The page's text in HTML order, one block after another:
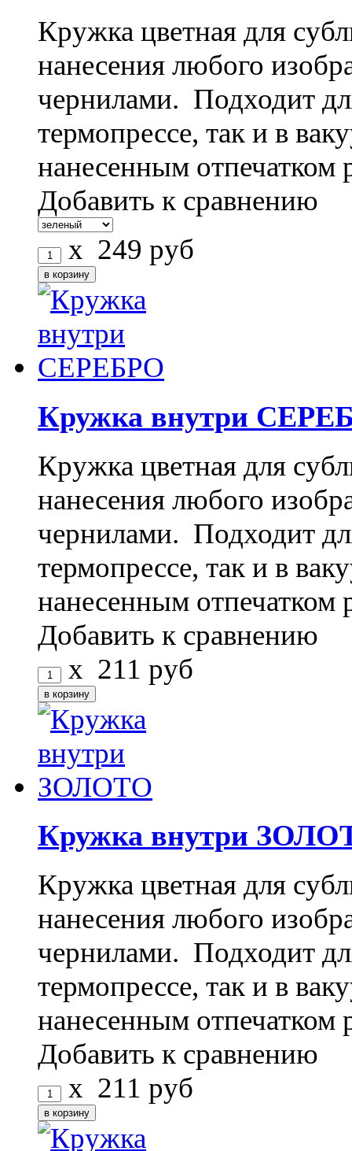
Кружка цветная для
нанесения любого
чернилами. Подходит
термопрессе, так и в
нанесенным
Добавить к сравнению
x 249 руб
Кружка внутри
Кружка цветная для
нанесения любого
чернилами. Подходит
термопрессе, так и в
нанесенным
Добавить к сравнению
x 211 руб
Кружка внутри
Кружка цветная для
нанесения любого
чернилами. Подходит
термопрессе, так и в
нанесенным
Добавить к сравнению
x 211 руб